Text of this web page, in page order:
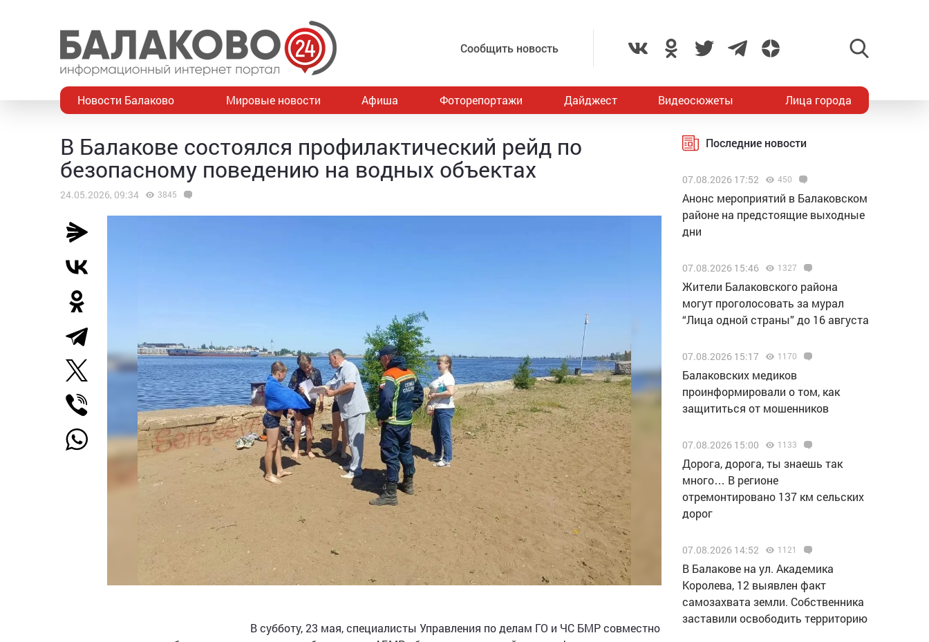
Сообщить новость
Новости Балаково Мировые новости Афиша Фоторепортажи Дайджест Видеосюжеты Лица города
В Балакове состоялся профилактический рейд по
безопасному поведению на водных объектах
24.05.2026, 09:34 3845
В субботу, 23 мая, специалисты Управления по делам ГО и ЧС БМР совместно
Последние новости
07.08.2026 17:52 450
Анонс мероприятий в Балаковском
районе на предстоящие выходные
дни
07.08.2026 15:46 1327
Жители Балаковского района
могут проголосовать за мурал
“Лица одной страны” до 16 августа
07.08.2026 15:17 1170
Балаковских медиков
проинформировали о том, как
защититься от мошенников
07.08.2026 15:00 1133
Дорога, дорога, ты знаешь так
много… В регионе
отремонтировано 137 км сельских
дорог
07.08.2026 14:52 1121
В Балакове на ул. Академика
Королева, 12 выявлен факт
самозахвата земли. Собственника
заставили освободить территорию